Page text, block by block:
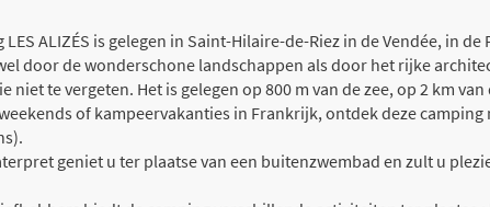
LES ALIZÉS is gelegen in Saint-Hilaire-de-Riez in de Vendée, in
door de wonderschone landschappen als door het rijke
niet te vergeten. Het is gelegen op 800 m van de zee, op 2 km
of kampeervakanties in Frankrijk, ontdek deze
geniet u ter plaatse van een buitenzwembad en zult u